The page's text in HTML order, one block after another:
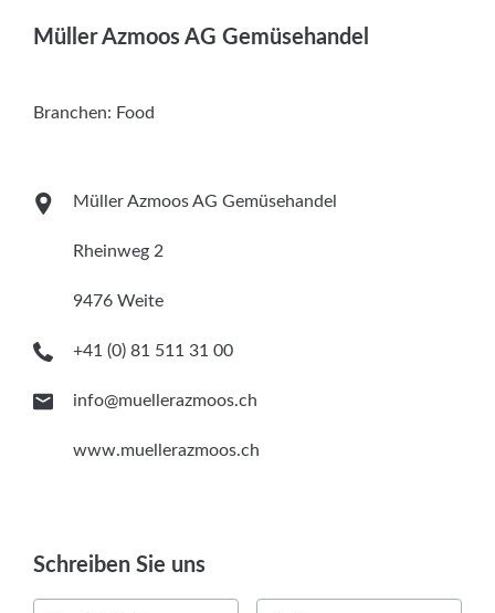
Müller Azmoos AG Gemüsehandel
Branchen: Food
Müller Azmoos AG Gemüsehandel
Rheinweg 2
9476 Weite
+41 (0) 81 511 31 00
info@muellerazmoos.ch
www.muellerazmoos.ch
Schreiben Sie uns